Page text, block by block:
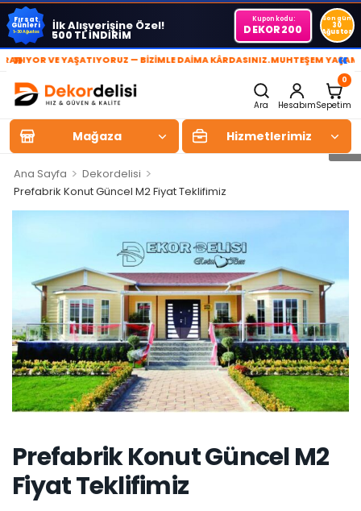
Fırsat
Günleri
1-30 Ağustos İlk Alışverişine Özel!
500 TL İNDİRİM
Kupon kodu:
DEKOR200
Son gün
30
Ağustos
» VE YAŞATIYORUZ — BİZİMLE DAİMA KÂRDASINIZ.MUHTEŞEM YAŞAM«
Ara Hesabım
0
Sepetim
Mağaza Hizmetlerimiz
Ana Sayfa > Dekordelisi >
Prefabrik Konut Güncel M2 Fiyat Teklifimiz
Prefabrik Konut Güncel M2
Fiyat Teklifimiz